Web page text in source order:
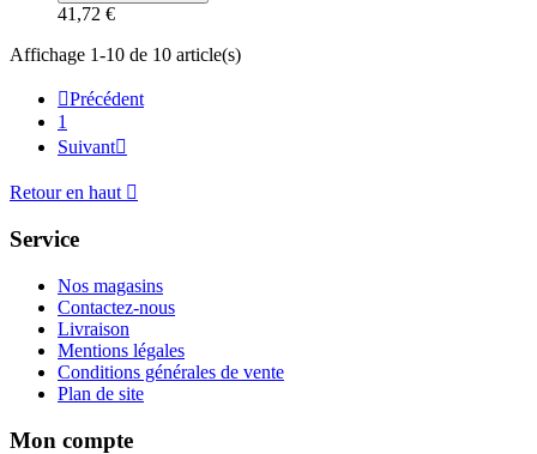
41,72 €
Affichage 1-10 de 10 article(s)
Précédent
1
Suivant
Retour en haut 
Service
Nos magasins
Contactez-nous
Livraison
Mentions légales
Conditions générales de vente
Plan de site
Mon compte